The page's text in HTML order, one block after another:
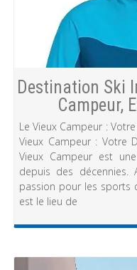
Destination Ski
Campeur,
Le Vieux Campeur :
Vieux Campeur : Votre
Vieux Campeur est
depuis des décennies.
passion pour les sports
est le lieu de